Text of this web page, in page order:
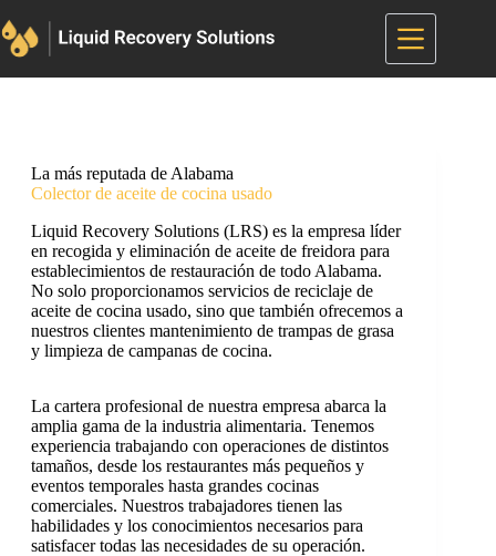
al
contenido
La más reputada de Alabama
Colector de aceite de cocina usado
Liquid Recovery Solutions (LRS) es la empresa líder
en recogida y eliminación de aceite de freidora para
establecimientos de restauración de todo Alabama.
No solo proporcionamos servicios de reciclaje de
aceite de cocina usado, sino que también ofrecemos a
nuestros clientes mantenimiento de trampas de grasa
y limpieza de campanas de cocina.
La cartera profesional de nuestra empresa abarca la
amplia gama de la industria alimentaria. Tenemos
experiencia trabajando con operaciones de distintos
tamaños, desde los restaurantes más pequeños y
eventos temporales hasta grandes cocinas
comerciales. Nuestros trabajadores tienen las
habilidades y los conocimientos necesarios para
satisfacer todas las necesidades de su operación.